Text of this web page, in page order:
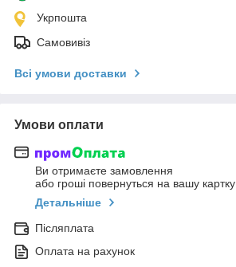
Укрпошта
Самовивіз
Всі умови доставки
Умови оплати
Ви отримаєте замовлення
або гроші повернуться на вашу картку
Детальніше
Післяплата
Оплата на рахунок